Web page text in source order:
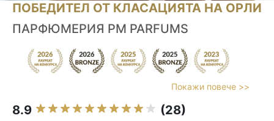
ПОБЕДИТЕЛ ОТ КЛАСАЦИЯТА НА ОРЛИ
ПАРФЮМЕРИЯ PM PARFUMS
Покажи повече >>
8.9 (28)